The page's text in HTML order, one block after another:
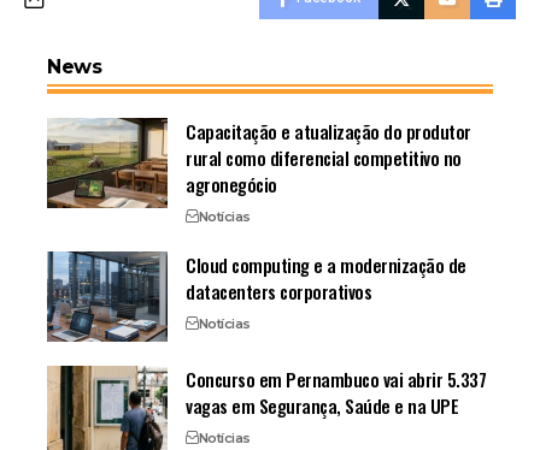
News
Capacitação e atualização do produtor
rural como diferencial competitivo no
agronegócio
Notícias
Cloud computing e a modernização de
datacenters corporativos
Notícias
Concurso em Pernambuco vai abrir 5.337
vagas em Segurança, Saúde e na UPE
Notícias